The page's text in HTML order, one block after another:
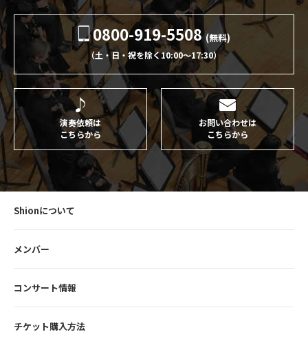
0800-919-5508 (無料)
（土・日・祝を除く10:00〜17:30）
演奏依頼は
こちらから
お問い合わせは
こちらから
Shionについて
メンバー
コンサート情報
チケット購入方法